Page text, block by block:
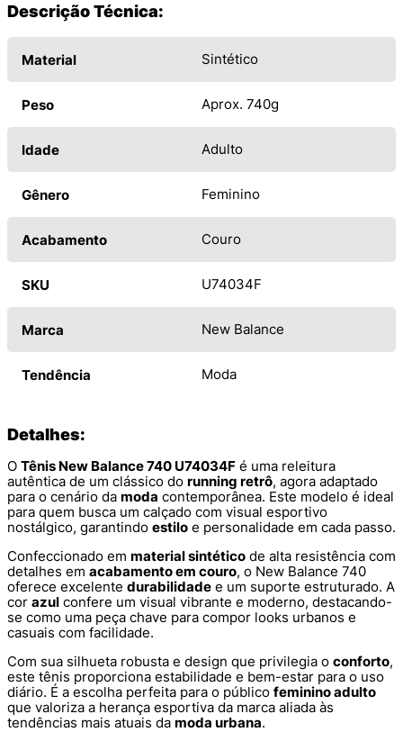
Descrição Técnica:
Material Sintético
Peso Aprox. 740g
Idade Adulto
Gênero Feminino
Acabamento Couro
SKU U74034F
Marca New Balance
Tendência Moda
Detalhes:
O Tênis New Balance 740 U74034F é uma releitura
autêntica de um clássico do running retrô, agora adaptado
para o cenário da moda contemporânea. Este modelo é ideal
para quem busca um calçado com visual esportivo
nostálgico, garantindo estilo e personalidade em cada passo.
Confeccionado em material sintético de alta resistência com
detalhes em acabamento em couro, o New Balance 740
oferece excelente durabilidade e um suporte estruturado. A
cor azul confere um visual vibrante e moderno, destacando-
se como uma peça chave para compor looks urbanos e
casuais com facilidade.
Com sua silhueta robusta e design que privilegia o conforto,
este tênis proporciona estabilidade e bem-estar para o uso
diário. É a escolha perfeita para o público feminino adulto
que valoriza a herança esportiva da marca aliada às
tendências mais atuais da moda urbana.